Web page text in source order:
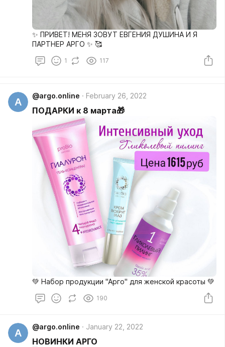
✨ ПРИВЕТ! МЕНЯ ЗОВУТ ЕВГЕНИЯ ДУШИНА И Я
ПАРТНЕР АРГО ✨ 🥰
1 117
A
@argo.online February 26, 2022
ПОДАРКИ к 8 марта🎁
💚 Набор продукции "Арго" для женской красоты 💚
190
A
@argo.online January 22, 2022
НОВИНКИ АРГО